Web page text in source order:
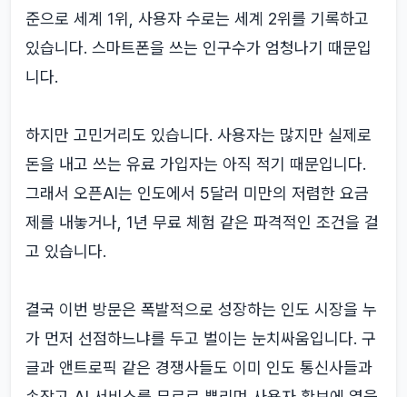
준으로 세계 1위, 사용자 수로는 세계 2위를 기록하고
있습니다. 스마트폰을 쓰는 인구수가 엄청나기 때문입
니다.
하지만 고민거리도 있습니다. 사용자는 많지만 실제로
돈을 내고 쓰는 유료 가입자는 아직 적기 때문입니다.
그래서 오픈AI는 인도에서 5달러 미만의 저렴한 요금
제를 내놓거나, 1년 무료 체험 같은 파격적인 조건을 걸
고 있습니다.
결국 이번 방문은 폭발적으로 성장하는 인도 시장을 누
가 먼저 선점하느냐를 두고 벌이는 눈치싸움입니다. 구
글과 앤트로픽 같은 경쟁사들도 이미 인도 통신사들과